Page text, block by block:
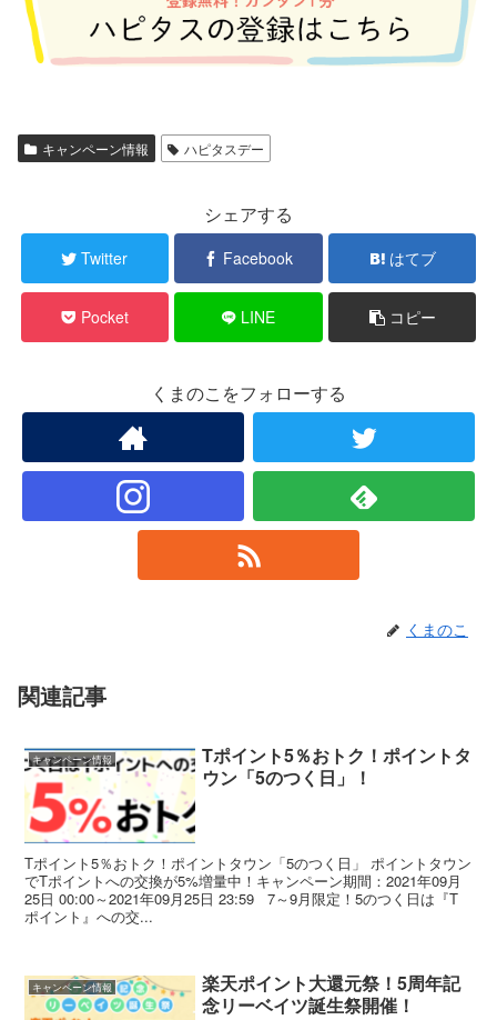
キャンペーン情報 ハピタスデー
シェアする
Twitter Facebook はてブ
Pocket LINE コピー
くまのこをフォローする
くまのこ
関連記事
キャンペーン情報
Tポイント5％おトク！ポイントタ
ウン「5のつく日」！
Tポイント5％おトク！ポイントタウン「5のつく日」 ポイントタウン
でTポイントへの交換が5%増量中！キャンペーン期間：2021年09月
25日 00:00～2021年09月25日 23:59 7～9月限定！5のつく日は『T
ポイント』への交...
キャンペーン情報
楽天ポイント大還元祭！5周年記
念リーベイツ誕生祭開催！